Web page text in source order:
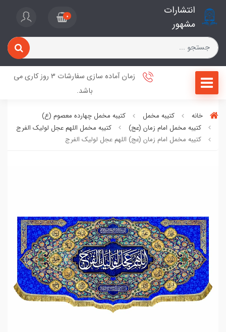
انتشارات
مشهور
0
زمان آماده سازی سفارشات 3 روز کاری می
باشد.
خانه کتیبه مخمل
کتیبه مخمل چهارده معصوم (ع)
کتیبه مخمل امام زمان (عج)
کتیبه مخمل اللهم عجل لولیک الفرج
کتیبه مخمل امام زمان (عج) اللهم عجل لولیک الفرج